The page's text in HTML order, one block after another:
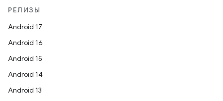
РЕЛИЗЫ
Android 17
Android 16
Android 15
Android 14
Android 13